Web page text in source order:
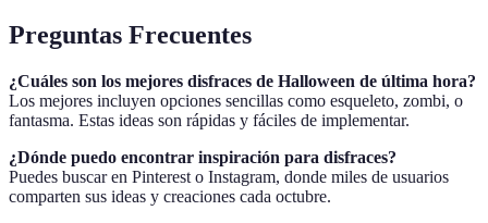
Preguntas Frecuentes
¿Cuáles son los mejores disfraces de Halloween de última hora?
Los mejores incluyen opciones sencillas como esqueleto, zombi, o
fantasma. Estas ideas son rápidas y fáciles de implementar.
¿Dónde puedo encontrar inspiración para disfraces?
Puedes buscar en Pinterest o Instagram, donde miles de usuarios
comparten sus ideas y creaciones cada octubre.